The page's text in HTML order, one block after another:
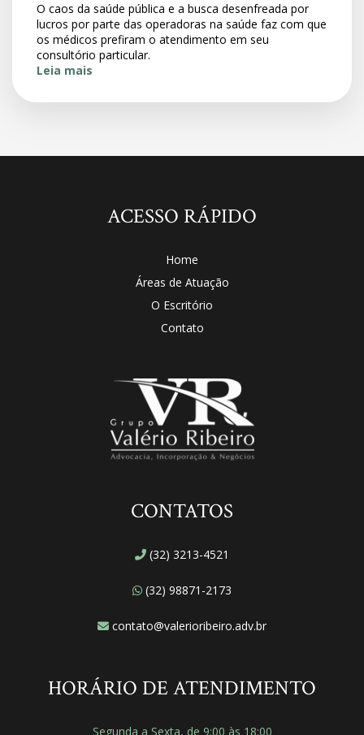
O caos da saúde pública e a busca desenfreada por
lucros por parte das operadoras na saúde faz com que
os médicos prefiram o atendimento em seu
consultório particular.
Leia mais
ACESSO RÁPIDO
Home
Áreas de Atuação
O Escritório
Contato
CONTATOS
(32) 3213-4521
(32) 98871-2173
contato@valerioribeiro.adv.br
HORÁRIO DE ATENDIMENTO
Segunda a Sexta, de 9:00 às 18:00